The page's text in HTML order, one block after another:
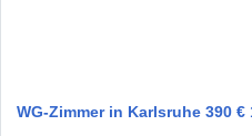
WG-Zimmer in Karlsruhe 390 €